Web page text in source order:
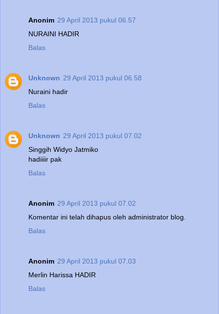
Anonim 29 April 2013 pukul 06.57
NURAINI HADIR
Balas
Unknown 29 April 2013 pukul 06.58
Nuraini hadir
Balas
Unknown 29 April 2013 pukul 07.02
Singgih Widyo Jatmiko
hadiiiir pak
Balas
Anonim 29 April 2013 pukul 07.02
Komentar ini telah dihapus oleh administrator blog.
Balas
Anonim 29 April 2013 pukul 07.03
Merlin Harissa HADIR
Balas